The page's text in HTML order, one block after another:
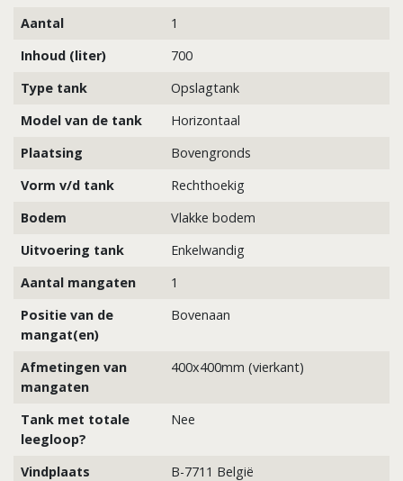
Aantal
1
Inhoud (liter)
700
Type tank
Opslagtank
Model van de tank
Horizontaal
Plaatsing
Bovengronds
Vorm v/d tank
Rechthoekig
Bodem
Vlakke bodem
Uitvoering tank
Enkelwandig
Aantal mangaten
1
Positie van de
mangat(en)
Bovenaan
Afmetingen van
mangaten
400x400mm (vierkant)
Tank met totale
leegloop?
Nee
Vindplaats
B-7711 België